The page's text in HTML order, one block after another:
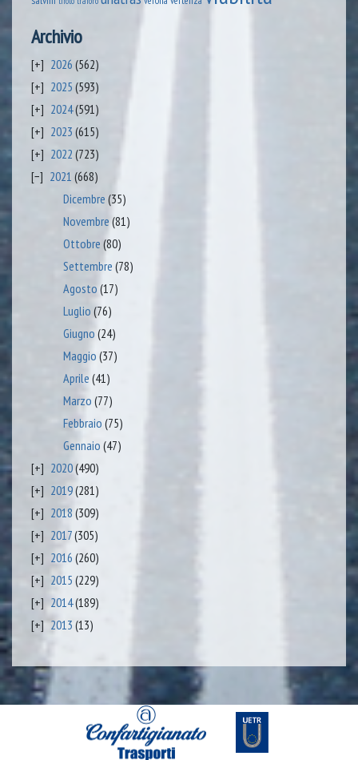
Archivio
2026 (562)
2025 (593)
2024(591)
2023 (615)
2022 (723)
2021 (668)
Dicembre (35)
Novembre (81)
Ottobre (80)
Settembre (78)
Agosto (17)
Luglio (76)
Giugno (24)
Maggio (37)
Aprile (41)
Marzo (77)
Febbraio (75)
Gennaio (47)
2020(490)
2019(281)
2018 (309)
2017(305)
2016 (260)
2015 (229)
2014(189)
2013 (13)